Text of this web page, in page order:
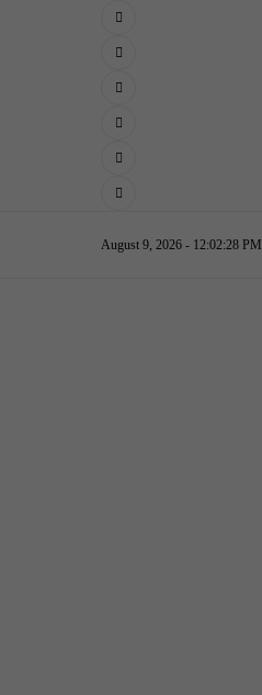
August 9, 2026 - 12:02:29 PM